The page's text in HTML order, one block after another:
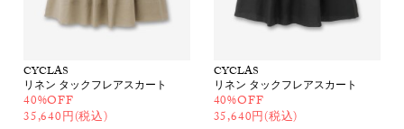
CYCLAS
リネン タックフレアスカート
40%OFF
35,640円(税込)
CYCLAS
リネン タックフレアスカート
40%OFF
35,640円(税込)